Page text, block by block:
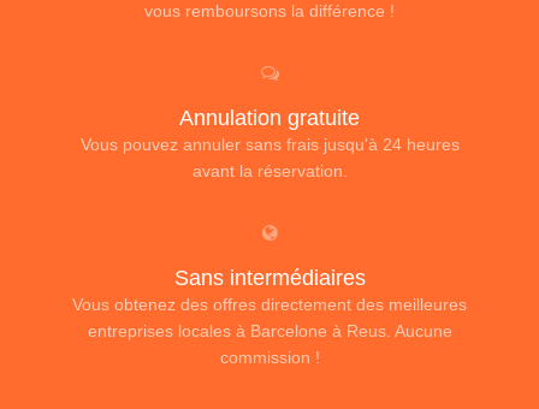
vous remboursons la différence !
Annulation gratuite
Vous pouvez annuler sans frais jusqu'à 24 heures
avant la réservation.
Sans intermédiaires
Vous obtenez des offres directement des meilleures
entreprises locales à Barcelone à Reus. Aucune
commission !